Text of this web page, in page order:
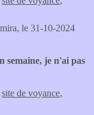
le 31-10-2024
semaine, je n'ai pas
site de voyance,